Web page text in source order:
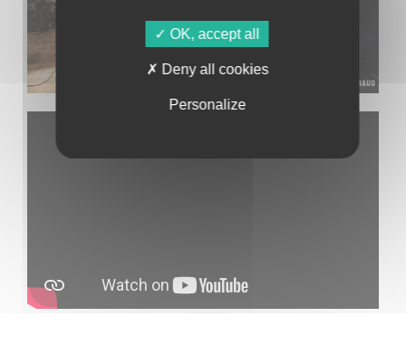
OK, accept all
Deny all cookies
Personalize